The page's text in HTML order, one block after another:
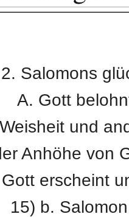
2. Salomons
A. Gott
Weisheit und
Anhöhe von
Gott erscheint
15) b.